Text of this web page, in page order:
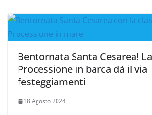
Bentornata Santa Cesarea! La
Processione in barca dà il via
festeggiamenti
18 Agosto 2024